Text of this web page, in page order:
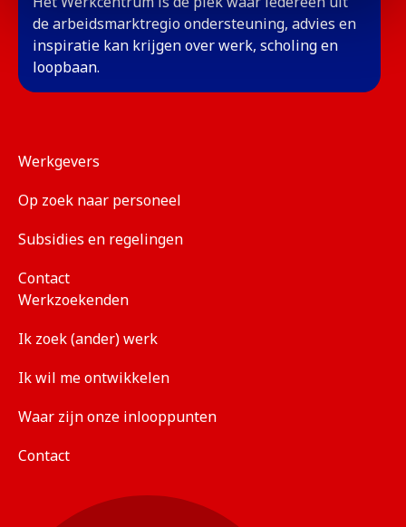
de arbeidsmarktregio ondersteuning, advies en
inspiratie kan krijgen over werk, scholing en
loopbaan.
Werkgevers
Op zoek naar personeel
Subsidies en regelingen
Contact
Werkzoekenden
Ik zoek (ander) werk
Ik wil me ontwikkelen
Waar zijn onze inlooppunten
Contact